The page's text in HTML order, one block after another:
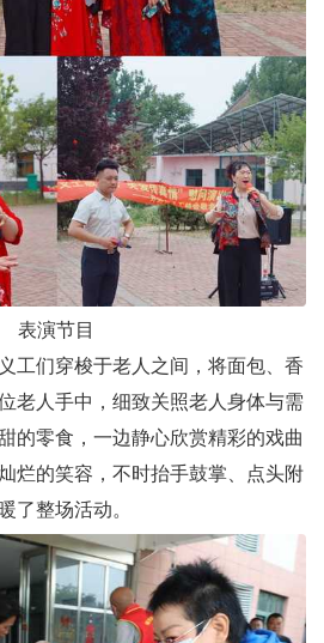
表演节目
们穿梭于老人之间，将面包、香
老人手中，细致关照老人身体与需
的零食，一边静心欣赏精彩的戏曲
烂的笑容，不时抬手鼓掌、点头附
了整场活动。